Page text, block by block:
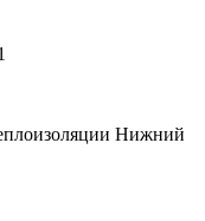
Нижний